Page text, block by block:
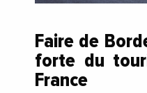
Faire de
forte du
France